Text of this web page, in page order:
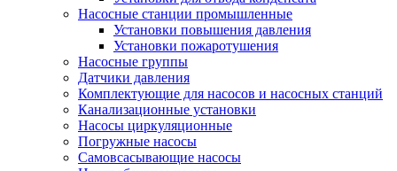
Насосные станции промышленные
Установки повышения давления
Установки пожаротушения
Насосные группы
Датчики давления
Комплектующие для насосов и насосных станций
Канализационные установки
Насосы циркуляционные
Погружные насосы
Самовсасывающие насосы